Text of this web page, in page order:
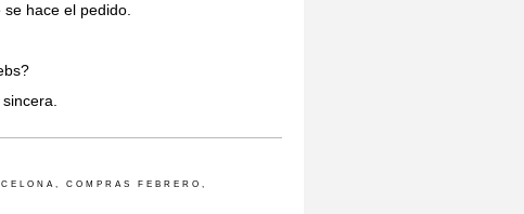
hace el pedido.
, COMPRAS FEBRERO ,